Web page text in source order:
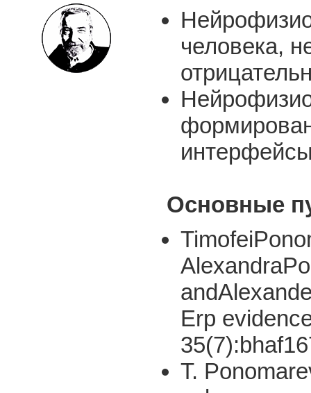
человека,
Основные
Erp
T.